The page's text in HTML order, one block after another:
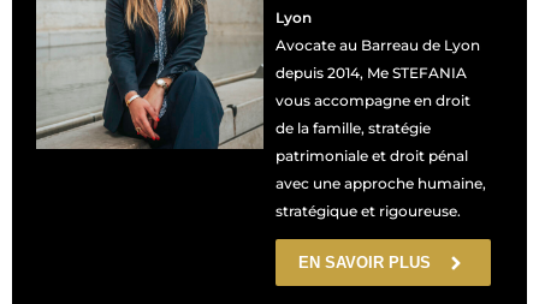
Lyon
Avocate au Barreau de Lyon
depuis 2014, Me STEFANIA
vous accompagne en droit
de la famille, stratégie
patrimoniale et droit pénal
avec une approche humaine,
stratégique et rigoureuse.
EN SAVOIR PLUS